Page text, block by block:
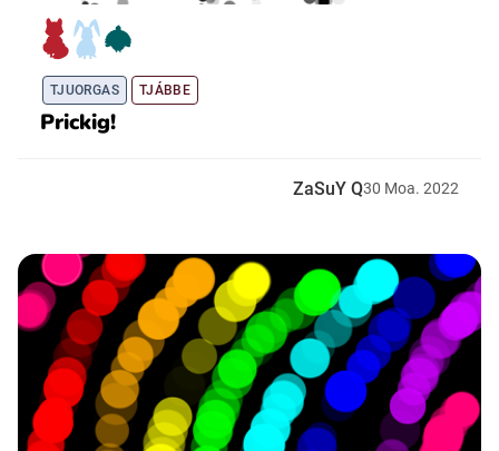
TJUORGAS TJÁBBE
Prickig!
ZaSuY Q30 Moa. 2022